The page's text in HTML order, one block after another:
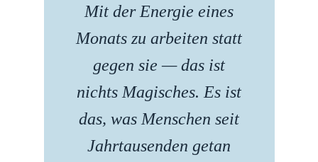
Mit der Energie eines
Monats zu arbeiten statt
gegen sie — das ist
nichts Magisches. Es ist
das, was Menschen seit
Jahrtausenden getan